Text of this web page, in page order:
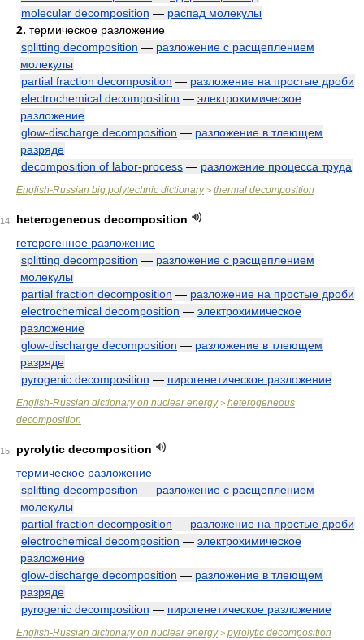
molecular decomposition — распад молекулы
2. термическое разложение
splitting decomposition — разложение с расщеплением
молекулы
partial fraction decomposition — разложение на простые дроби
electrochemical decomposition — электрохимическое
разложение
glow-discharge decomposition — разложение в тлеющем
разряде
decomposition of labor-process — разложение процесса труда
English-Russian big polytechnic dictionary> thermal decomposition
14
heterogeneous decomposition
гетерогенное разложение
splitting decomposition — разложение с расщеплением
молекулы
partial fraction decomposition — разложение на простые дроби
electrochemical decomposition — электрохимическое
разложение
glow-discharge decomposition — разложение в тлеющем
разряде
pyrogenic decomposition — пирогенетическое разложение
English-Russian dictionary on nuclear energy> heterogeneous
decomposition
15
pyrolytic decomposition
термическое разложение
splitting decomposition — разложение с расщеплением
молекулы
partial fraction decomposition — разложение на простые дроби
electrochemical decomposition — электрохимическое
разложение
glow-discharge decomposition — разложение в тлеющем
разряде
pyrogenic decomposition — пирогенетическое разложение
English-Russian dictionary on nuclear energy> pyrolytic decomposition